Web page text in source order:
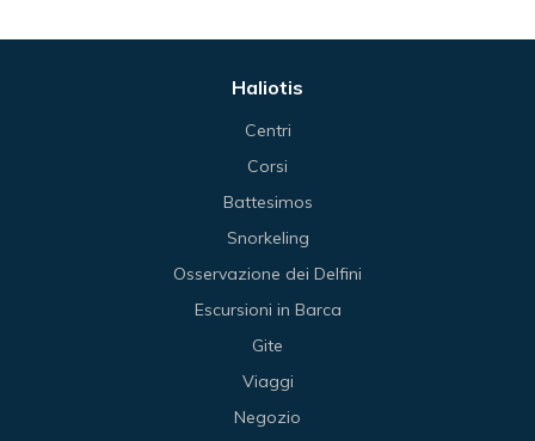
Haliotis
Centri
Corsi
Battesimos
Snorkeling
Osservazione dei Delfini
Escursioni in Barca
Gite
Viaggi
Negozio